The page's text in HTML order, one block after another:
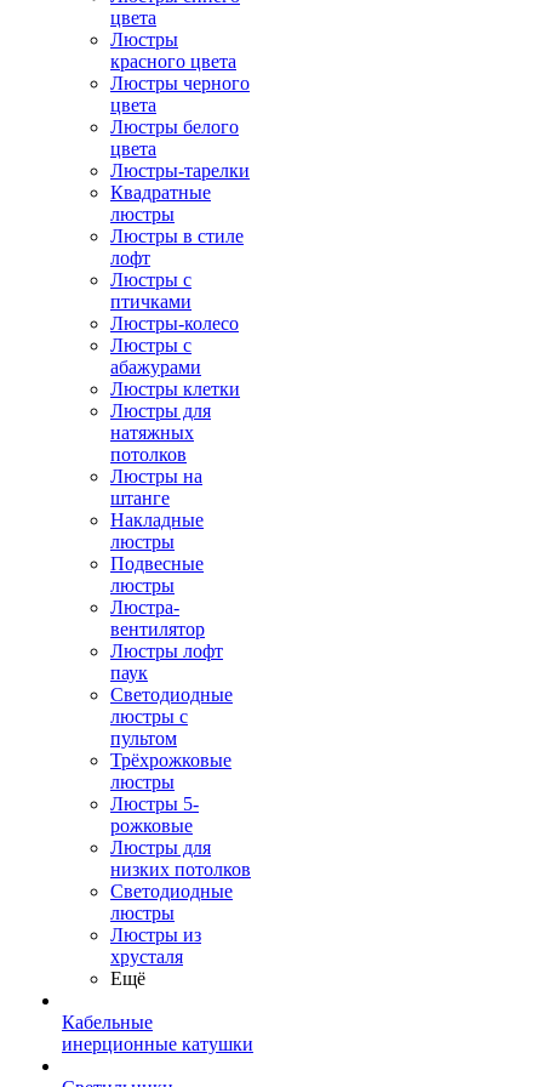
цвета
Люстры
красного цвета
Люстры черного
цвета
Люстры белого
цвета
Люстры-тарелки
Квадратные
люстры
Люстры в стиле
лофт
Люстры с
птичками
Люстры-колесо
Люстры с
абажурами
Люстры клетки
Люстры для
натяжных
потолков
Люстры на
штанге
Накладные
люстры
Подвесные
люстры
Люстра-
вентилятор
Люстры лофт
паук
Светодиодные
люстры с
пультом
Трёхрожковые
люстры
Люстры 5-
рожковые
Люстры для
низких потолков
Cветодиодные
люстры
Люстры из
хрусталя
Ещё
Кабельные
инерционные катушки